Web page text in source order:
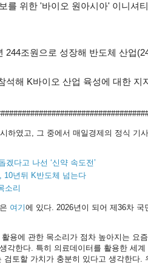
를 위한 '바이오 원아시아' 이니셔
244조원으로 성장해 반도체 산업
석해 K바이오 산업 육성에 대한 지
하였고, 그 중에서 매일경제의 정식 기
다고 나선 ‘신약 속도전’
10년뒤 K반도체 넘는다
소리
여기에 있다. 2026년이 되어 제36차 국
용에 관한 목소리가 점차 높아지는 요
각한다. 특히 의료데이터를 활용한 세계
검토할 가치가 충분히 있다고 생각한다.